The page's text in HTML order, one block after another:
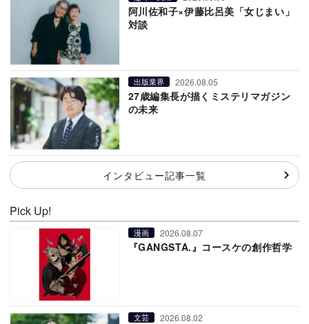
阿川佐和子×伊藤比呂美「女じまい」
対談
出版業界 2026.08.05
27歳編集長が描くミステリマガジン
の未来
インタビュー記事一覧
Pick Up!
漫画 2026.08.07
『GANGSTA.』コースケの創作哲学
文芸 2026.08.02